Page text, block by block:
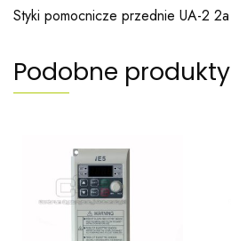
Styki pomocnicze przednie UA-2 2a
Podobne produkty